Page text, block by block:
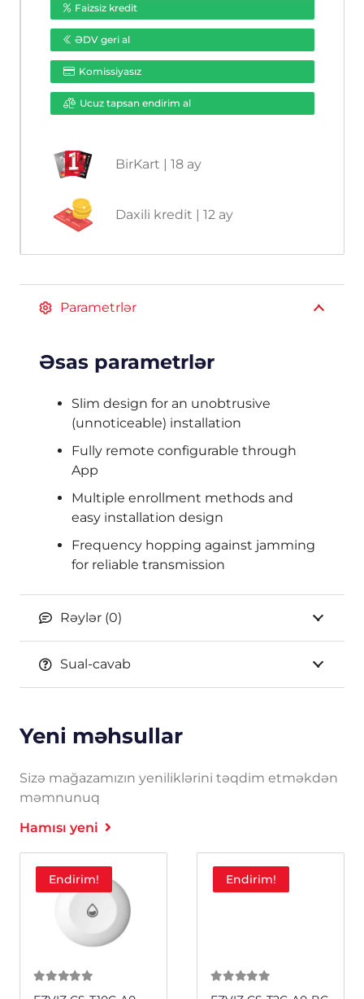
Faizsiz kredit
ƏDV geri al
Komissiyasız
Ucuz tapsan endirim al
BirKart | 18 ay
Daxili kredit | 12 ay
Parametrlər
Əsas parametrlər
Slim design for an unobtrusive
(unnoticeable) installation
Fully remote configurable through
App
Multiple enrollment methods and
easy installation design
Frequency hopping against jamming
for reliable transmission
Rəylər (0)
Sual-cavab
Yeni məhsullar
Sizə mağazamızın yeniliklərini təqdim etməkdən
məmnunuq
Hamısı yeni
Endirim! Endirim!